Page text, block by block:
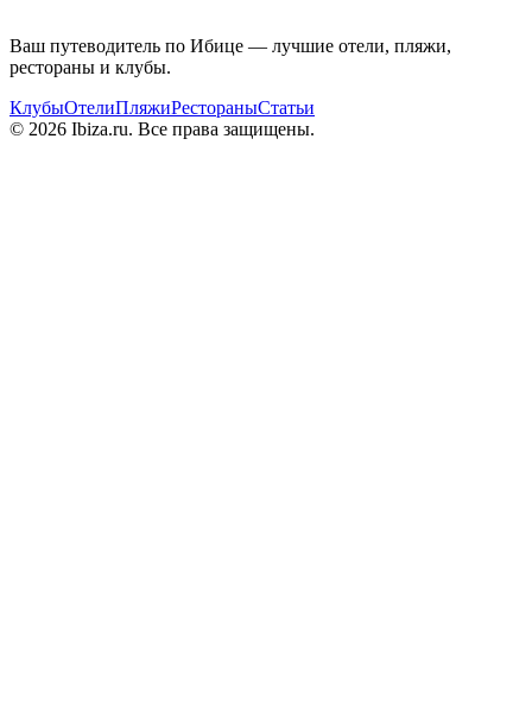
Ваш путеводитель по Ибице — лучшие отели, пляжи,
рестораны и клубы.
КлубыОтелиПляжиРестораныСтатьи
© 2026 Ibiza.ru. Все права защищены.